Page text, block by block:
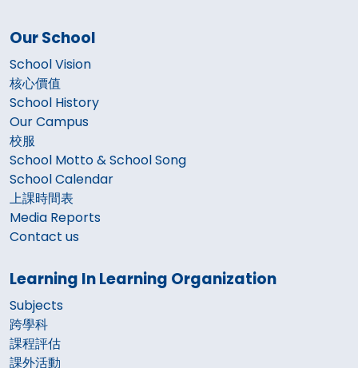
Our School
School Vision
核心價值
School History
Our Campus
校服
School Motto & School Song
School Calendar
上課時間表
Media Reports
Contact us
Learning In Learning Organization
Subjects
跨學科
課程評估
課外活動